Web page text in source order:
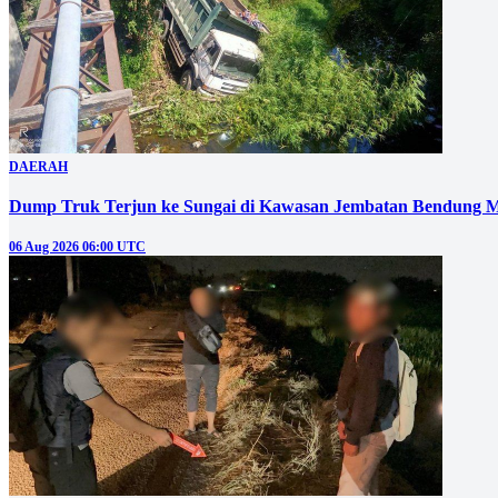
DAERAH
Dump Truk Terjun ke Sungai di Kawasan Jembatan Bendung
06 Aug 2026 06:00 UTC